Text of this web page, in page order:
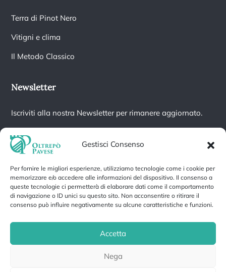
Gestisci Consenso
Per fornire le migliori esperienze, utilizziamo tecnologie come i cookie per
memorizzare e/o accedere alle informazioni del dispositivo. Il consenso a
queste tecnologie ci permetterà di elaborare dati come il comportamento
di navigazione o ID unici su questo sito. Non acconsentire o ritirare il
consenso può influire negativamente su alcune caratteristiche e funzioni.
Accetta
Nega
Terra di Pinot Nero
Vitigni e clima
Il Metodo Classico
Newsletter
Iscriviti alla nostra Newsletter per rimanere aggiornato.
Iscrivendoti accetti la nostra Informativa sulla privacy
e fornisci il
consenso a ricevere aggiornamenti dalla nostra azienda.
Privacy Policy